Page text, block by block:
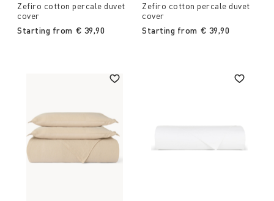
Zefiro cotton percale duvet
cover
Starting from € 39,90
Zefiro cotton percale duvet
cover
Starting from € 39,90